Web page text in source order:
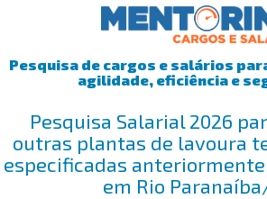
Pesquisa de cargos e salários
agilidade, eficiência e
Pesquisa Salarial 2026
outras plantas de lavoura
especificadas anteriormente
em Rio